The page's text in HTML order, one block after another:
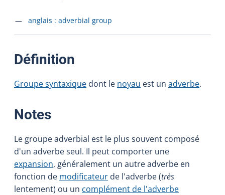
Accéder à la fiche en
anglais : adverbial group
Définition
Groupe syntaxique dont le noyau est un adverbe.
Notes:
Le groupe adverbial est le plus souvent composé
d'un adverbe seul. Il peut comporter une
expansion, généralement un autre adverbe en
fonction de modificateur de l'adverbe (très
lentement) ou un complément de l'adverbe